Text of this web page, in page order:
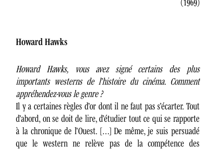
(1969)
Howard Hawks
Howard Hawks, vous avez signé certains des plus
importants westerns de l’histoire du cinéma. Comment
appréhendez-vous le genre ?
Il y a certaines règles d’or dont il ne faut pas s’écarter. Tout
d’abord, on se doit de lire, d’étudier tout ce qui se rapporte
à la chronique de l’Ouest. […] De même, je suis persuadé
que le western ne relève pas de la compétence des